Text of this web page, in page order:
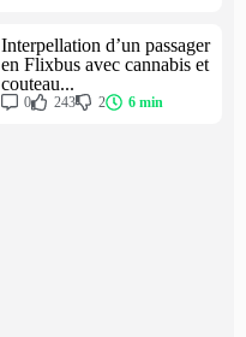
Interpellation d’un passager
en Flixbus avec cannabis et
couteau...
0 243 2 6 min